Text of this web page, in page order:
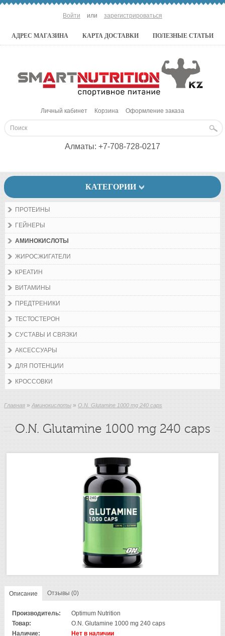
Войти или зарегистрироваться
АДРЕС МАГАЗИНА КАРТА ДОСТАВКИ ПОЛЕЗНЫЕ СТАТЬИ
Личный кабинет Корзина Оформление заказа
Алматы: +7-708-728-0217
КАТЕГОРИИ
ПРОТЕИНЫ
ГЕЙНЕРЫ
АМИНОКИСЛОТЫ
ЖИРОСЖИГАТЕЛИ
КРЕАТИН
ВИТАМИНЫ
ПРЕДТРЕНИКИ
ТЕСТОСТЕРОН
СУСТАВЫ И СВЯЗКИ
АКСЕССУАРЫ
ДЛЯ ПОТЕНЦИИ
КРОССОВКИ
Главная » Аминокислоты » O.N. Glutamine 1000 mg 240 caps
O.N. Glutamine 1000 mg 240 caps
Описание Отзывы (0)
Производитель:
Optimum Nutrition
Товар:
O.N. Glutamine 1000 mg 240 caps
Наличие:
Нет в наличии